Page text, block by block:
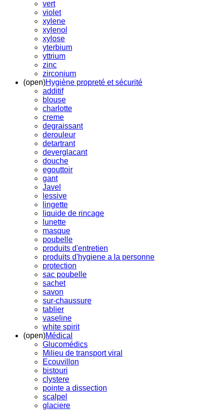
vert
violet
xylene
xylenol
xylose
yterbium
yttrium
zinc
zirconium
(open)Hygiène propreté et sécurité
additif
blouse
charlotte
creme
degraissant
derouleur
detartrant
deverglacant
douche
egouttoir
gant
Javel
lessive
lingette
liquide de rincage
lunette
masque
poubelle
produits d'entretien
produits d'hygiene a la personne
protection
sac poubelle
sachet
savon
sur-chaussure
tablier
vaseline
white spirit
(open)Médical
Glucomédics
Milieu de transport viral
Ecouvillon
bistouri
clystere
pointe a dissection
scalpel
glaciere